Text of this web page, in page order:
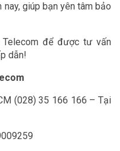
giúp bạn yên tâm bảo
Telecom để được tư vấn
dẫn!
(028) 35 166 166 – Tại